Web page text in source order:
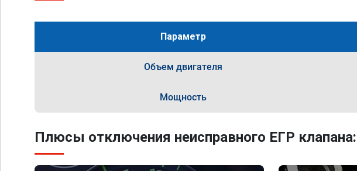
Параметр
Объем двигателя
Мощность
Плюсы отключения неисправного ЕГР клапана: